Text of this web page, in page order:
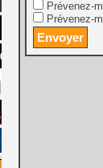
Prévenez-
Prévenez-